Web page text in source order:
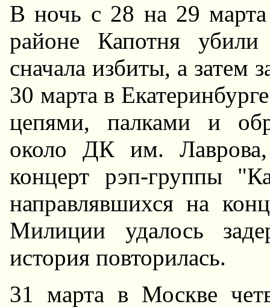
В ночь с 28 на 29 марта
районе Капотня
сначала избиты, а затем
30 марта в
цепями, палками и
около ДК им. Лаврова,
концерт рэп-группы
направлявшихся на
Милиции удалось
история повторилась.
31 марта в Москве